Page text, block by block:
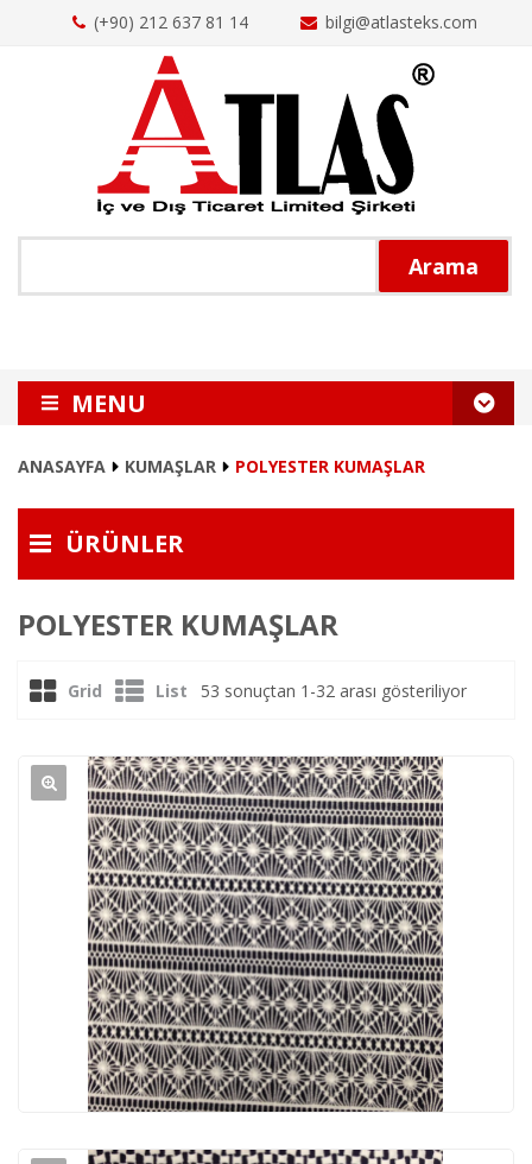
(+90) 212 637 81 14 bilgi@atlasteks.com
Arama
MENU
HAKKIMIZDA
İLETIŞIM
ANASAYFA KUMAŞLAR POLYESTER KUMAŞLAR
ÜRÜNLER
POLYESTER KUMAŞLAR
Grid List 53 sonuçtan 1-32 arası gösteriliyor